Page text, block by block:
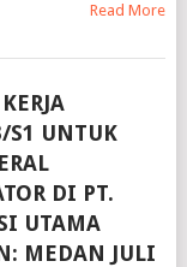
Read More
S1 UNTUK
DI PT.
UTAMA
MEDAN JULI